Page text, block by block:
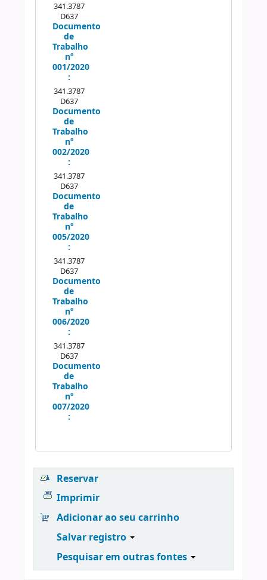
341.3787
D637
Documento
de
Trabalho
nº
001/2020
:
341.3787
D637
Documento
de
Trabalho
nº
002/2020
:
341.3787
D637
Documento
de
Trabalho
nº
005/2020
:
341.3787
D637
Documento
de
Trabalho
nº
006/2020
:
341.3787
D637
Documento
de
Trabalho
nº
007/2020
:
Reservar
Imprimir
Adicionar ao seu carrinho
Salvar registro
Pesquisar em outras fontes